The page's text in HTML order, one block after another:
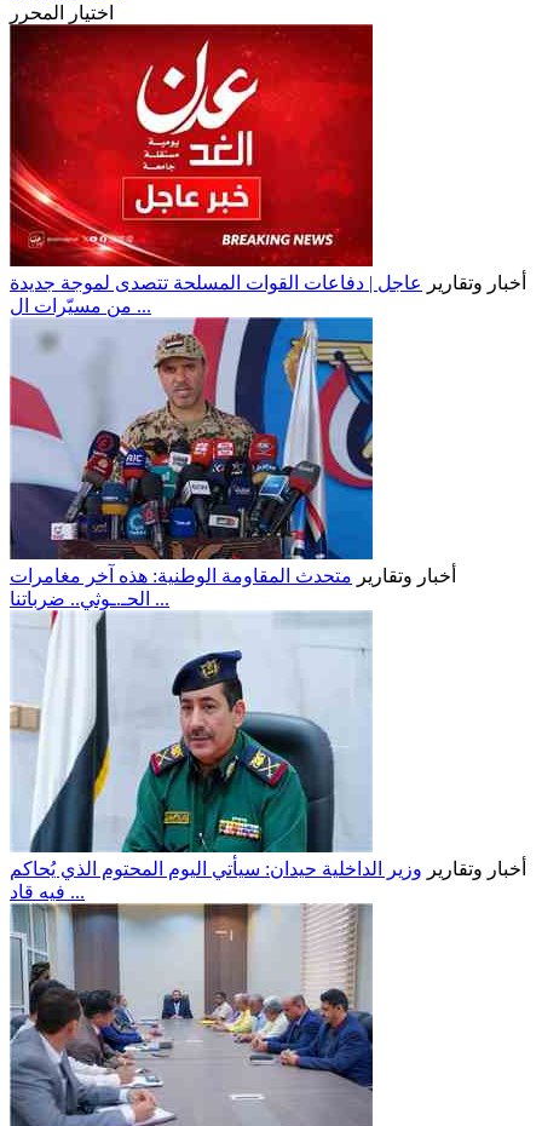
اختيار المحرر
أخبار وتقارير
عاجل | دفاعات القوات المسلحة تتصدى لموجة جديدة
من مسيّرات ال ...
أخبار وتقارير متحدث المقاومة الوطنية: هذه آخر مغامرات
الحـ.ـوثي.. ضرباتنا ...
أخبار وتقارير وزير الداخلية حيدان: سيأتي اليوم المحتوم الذي يُحاكم
فيه قاد ...